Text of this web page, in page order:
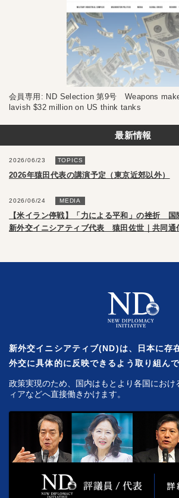
会員専用: ND Selection 第9号 Weapons
lavish $32 million on US think tanks
最新情報
2026/06/23 TOPICS
2026年猿田代表の講演予定（東京近郊以外）
2026/06/24 MEDIA
【米イラン停戦】「力による平和」の挫折
新外交イニシアティブ代表 猿田佐世｜共同通
新外交イニシアティブ(ND)は、日本に存
外交に具体的に反映できるよう取り組んで
政策実現のため、国内はもとより各国におけ
ィアなどへ直接働きかけます。